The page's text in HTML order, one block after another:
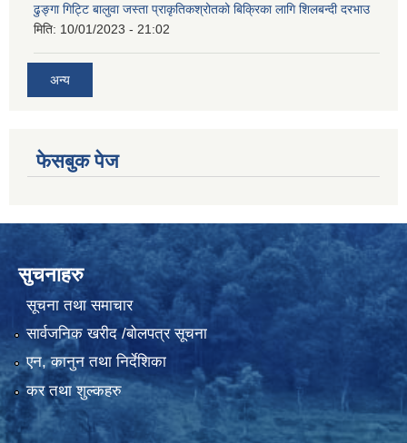
ढुङ्गा गिट्टि बालुवा जस्ता प्राकृतिकश्रोतको बिक्रिका लागि शिलबन्दी दरभाउ
मिति: 10/01/2023 - 21:02
अन्य
फेसबुक पेज
सुचनाहरु
सूचना तथा समाचार
सार्वजनिक खरीद /बोलपत्र सूचना
एन, कानुन तथा निर्देशिका
कर तथा शुल्कहरु